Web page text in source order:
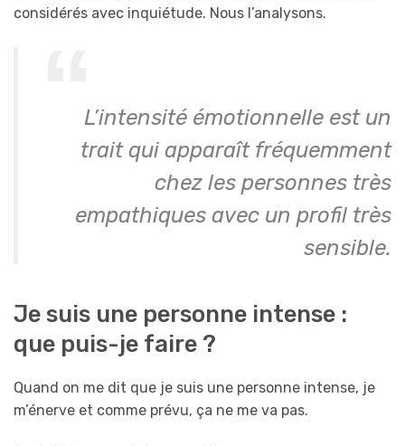
considérés avec inquiétude. Nous l’analysons.
L’intensité émotionnelle est un
trait qui apparaît fréquemment
chez les personnes très
empathiques avec un profil très
sensible.
Je suis une personne intense :
que puis-je faire ?
Quand on me dit que je suis une personne intense, je
m’énerve et comme prévu, ça ne me va pas.